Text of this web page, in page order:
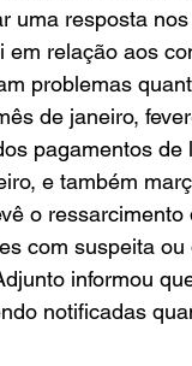
uma resposta
em relação aos
problemas
de janeiro,
pagamentos
e também
o
com suspeita
informou
notificadas